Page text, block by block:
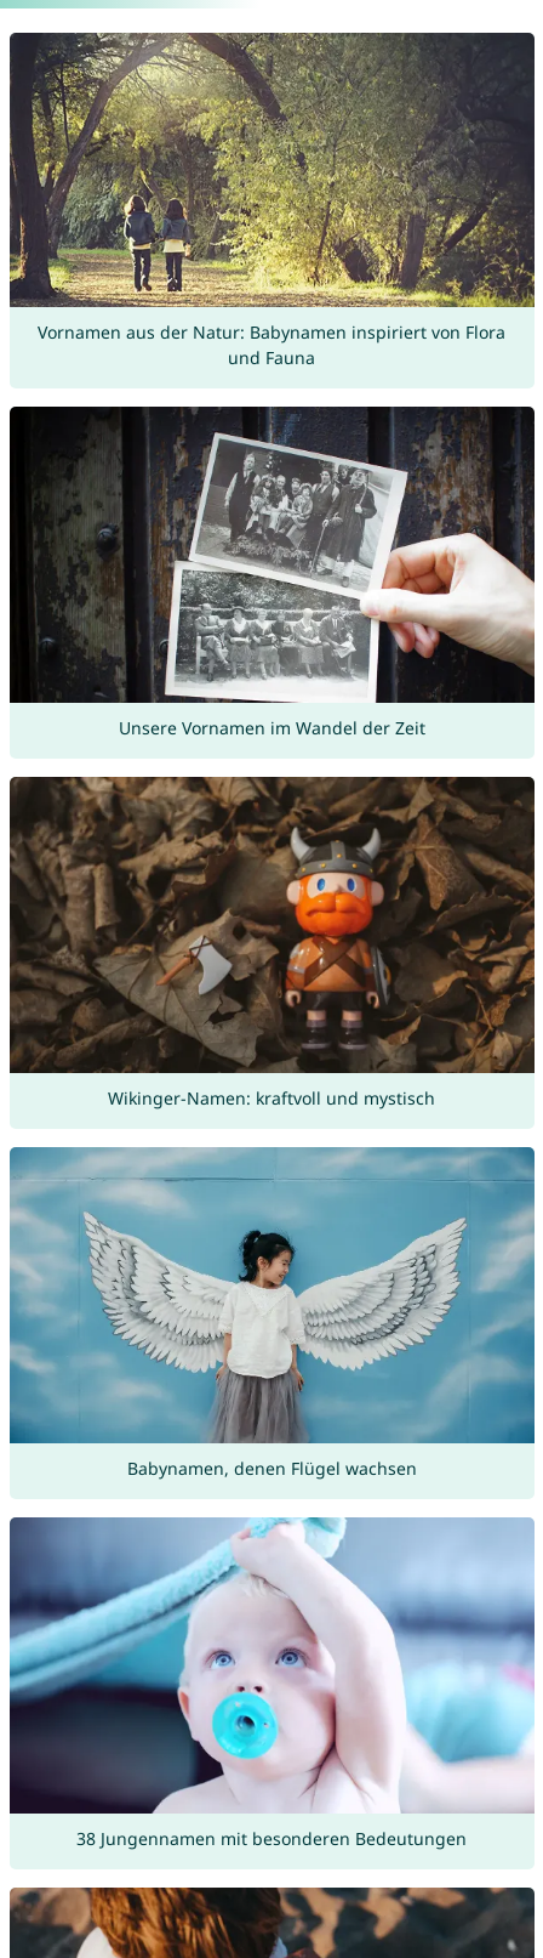
Vornamen aus der Natur: Babynamen inspiriert von Flora
und Fauna
Unsere Vornamen im Wandel der Zeit
Wikinger-Namen: kraftvoll und mystisch
Babynamen, denen Flügel wachsen
38 Jungennamen mit besonderen Bedeutungen